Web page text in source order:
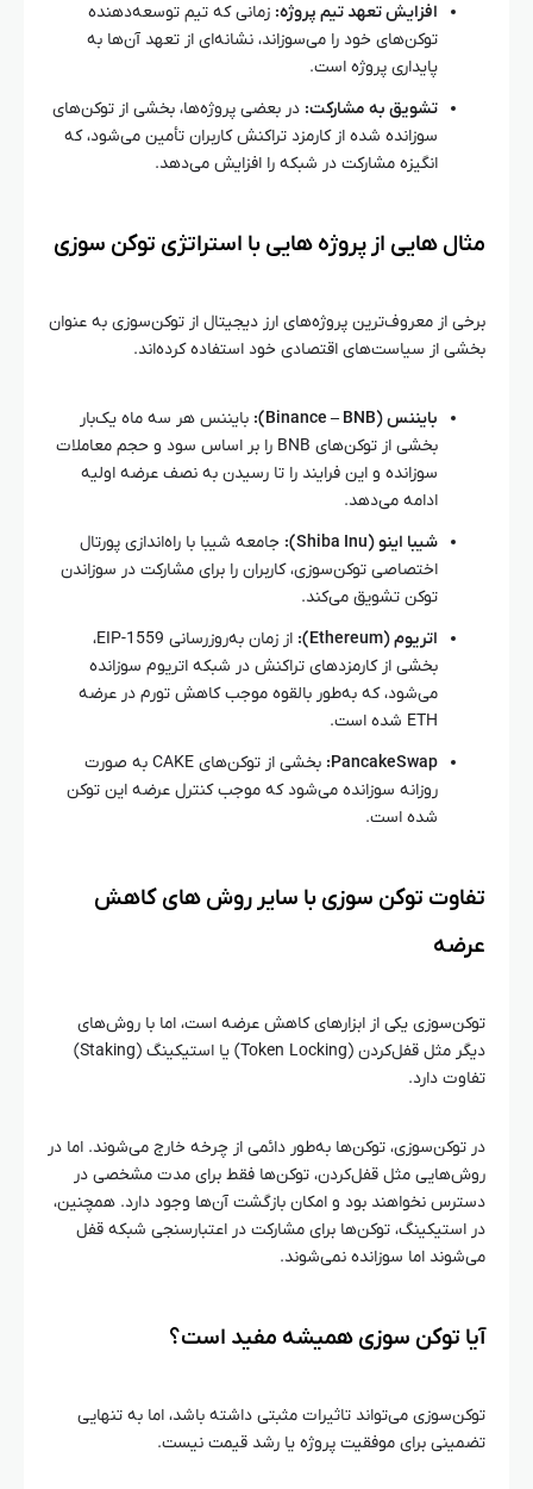
افزایش تعهد تیم پروژه: زمانی که تیم توسعه‌دهنده
توکن‌های خود را می‌سوزاند، نشانه‌ای از تعهد آن‌ها به
پایداری پروژه است.
تشویق به مشارکت: در بعضی پروژه‌ها، بخشی از توکن‌های
سوزانده شده از کارمزد تراکنش کاربران تأمین می‌شود، که
انگیزه مشارکت در شبکه را افزایش می‌دهد.
مثال‌ هایی از پروژه‌ هایی با استراتژی توکن‌ سوزی
برخی از معروف‌ترین پروژه‌های ارز دیجیتال از توکن‌سوزی به عنوان
بخشی از سیاست‌های اقتصادی خود استفاده کرده‌اند.
بایننس (Binance – BNB):
بایننس هر سه ماه یک‌بار
بخشی از توکن‌های BNB را بر اساس سود و حجم معاملات
سوزانده و این فرایند را تا رسیدن به نصف عرضه اولیه
ادامه می‌دهد.
شیبا اینو (Shiba Inu):
جامعه شیبا با راه‌اندازی پورتال
اختصاصی توکن‌سوزی، کاربران را برای مشارکت در سوزاندن
توکن تشویق می‌کند.
اتریوم (Ethereum):
از زمان به‌روزرسانی EIP-1559،
بخشی از کارمزدهای تراکنش در شبکه اتریوم سوزانده
می‌شود، که به‌طور بالقوه موجب کاهش تورم در عرضه
ETH شده است.
PancakeSwap:
بخشی از توکن‌های CAKE به صورت
روزانه سوزانده می‌شود که موجب کنترل عرضه این توکن
شده است.
تفاوت توکن‌ سوزی با سایر روش‌ های کاهش
عرضه
توکن‌سوزی یکی از ابزارهای کاهش عرضه است، اما با روش‌های
دیگر مثل قفل‌کردن (Token Locking) یا استیکینگ (Staking)
تفاوت دارد.
در توکن‌سوزی، توکن‌ها به‌طور دائمی از چرخه خارج می‌شوند. اما در
روش‌هایی مثل قفل‌کردن، توکن‌ها فقط برای مدت مشخصی در
دسترس نخواهند بود و امکان بازگشت آن‌ها وجود دارد. همچنین،
در استیکینگ، توکن‌ها برای مشارکت در اعتبارسنجی شبکه قفل
می‌شوند اما سوزانده نمی‌شوند.
آیا توکن‌ سوزی همیشه مفید است؟
توکن‌سوزی می‌تواند تاثیرات مثبتی داشته باشد، اما به تنهایی
تضمینی برای موفقیت پروژه یا رشد قیمت نیست.